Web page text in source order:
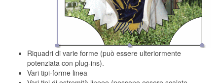
Riquadri di varie forme (può essere ulteriormente
potenziata con plug-ins).
Vari tipi-forme linea